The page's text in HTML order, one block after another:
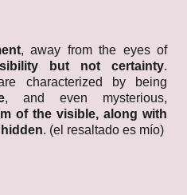
, away from the eyes of
but not certainty.
characterized by being
, and even mysterious,
of the visible, along with
. (el resaltado es mío)